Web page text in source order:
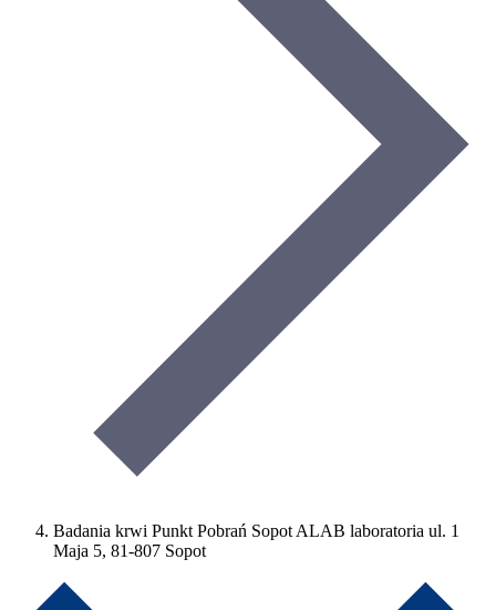
Badania krwi Punkt Pobrań Sopot ALAB laboratoria ul. 1
Maja 5, 81-807 Sopot